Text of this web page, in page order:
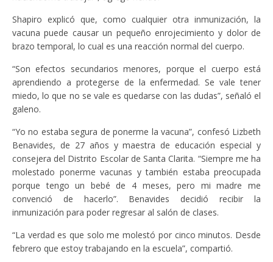
Shapiro explicó que, como cualquier otra inmunización, la
vacuna puede causar un pequeño enrojecimiento y dolor de
brazo temporal, lo cual es una reacción normal del cuerpo.
“Son efectos secundarios menores, porque el cuerpo está
aprendiendo a protegerse de la enfermedad. Se vale tener
miedo, lo que no se vale es quedarse con las dudas”, señaló el
galeno.
“Yo no estaba segura de ponerme la vacuna”, confesó Lizbeth
Benavides, de 27 años y maestra de educación especial y
consejera del Distrito Escolar de Santa Clarita. “Siempre me ha
molestado ponerme vacunas y también estaba preocupada
porque tengo un bebé de 4 meses, pero mi madre me
convenció de hacerlo”. Benavides decidió recibir la
inmunización para poder regresar al salón de clases.
“La verdad es que solo me molestó por cinco minutos. Desde
febrero que estoy trabajando en la escuela”, compartió.